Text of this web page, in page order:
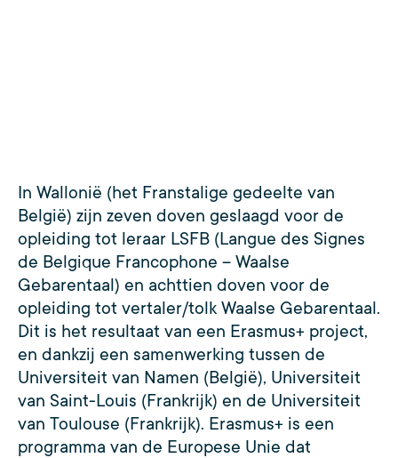
In Wallonië (het Franstalige gedeelte van
België) zijn zeven doven geslaagd voor de
opleiding tot leraar LSFB (Langue des Signes
de Belgique Francophone – Waalse
Gebarentaal) en achttien doven voor de
opleiding tot vertaler/tolk Waalse Gebarentaal.
Dit is het resultaat van een Erasmus+ project,
en dankzij een samenwerking tussen de
Universiteit van Namen (België), Universiteit
van Saint-Louis (Frankrijk) en de Universiteit
van Toulouse (Frankrijk). Erasmus+ is een
programma van de Europese Unie dat